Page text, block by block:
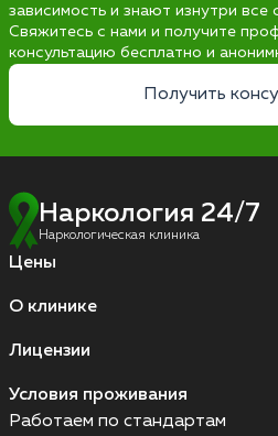
зависимость и знают изнутри все
Свяжитесь с нами и получите
консультацию бесплатно и
Получить
Наркология 24/7
Наркологическая клиника
Цены
О клинике
Лицензии
Условия проживания
Работаем по стандартам